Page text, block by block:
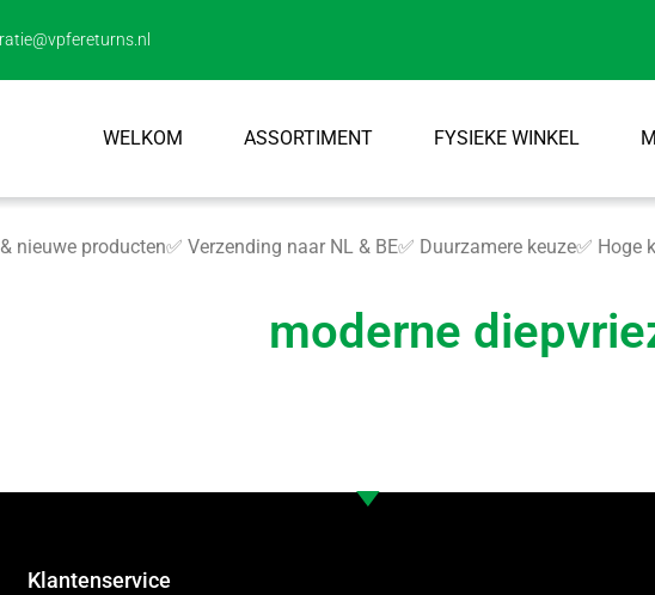
WELKOM ASSORTIMENT FYSIEKE WINKEL
nieuwe producten✅ Verzending naar NL & BE✅ Duurzamere keuze✅ Hoge
moderne
Klantenservice